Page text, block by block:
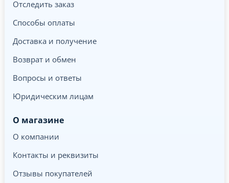
Отследить заказ
Способы оплаты
Доставка и получение
Возврат и обмен
Вопросы и ответы
Юридическим лицам
О магазине
О компании
Контакты и реквизиты
Отзывы покупателей